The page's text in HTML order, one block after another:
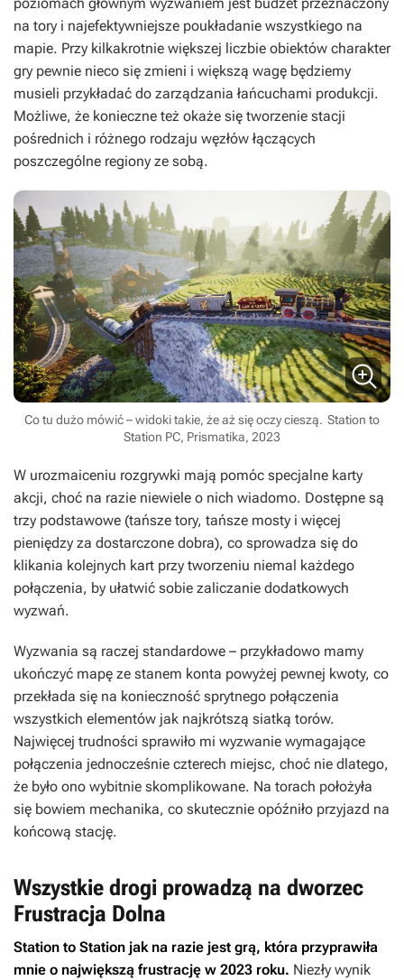
na tory i najefektywniejsze poukładanie wszystkiego na
mapie. Przy kilkakrotnie większej liczbie obiektów charakter
gry pewnie nieco się zmieni i większą wagę będziemy
musieli przykładać do zarządzania łańcuchami produkcji.
Możliwe, że konieczne też okaże się tworzenie stacji
pośrednich i różnego rodzaju węzłów łączących
poszczególne regiony ze sobą.
Co tu dużo mówić – widoki takie, że aż się oczy cieszą. Station to
Station PC, Prismatika, 2023
W urozmaiceniu rozgrywki mają pomóc specjalne karty
akcji, choć na razie niewiele o nich wiadomo. Dostępne są
trzy podstawowe (tańsze tory, tańsze mosty i więcej
pieniędzy za dostarczone dobra), co sprowadza się do
klikania kolejnych kart przy tworzeniu niemal każdego
połączenia, by ułatwić sobie zaliczanie dodatkowych
wyzwań.
Wyzwania są raczej standardowe – przykładowo mamy
ukończyć mapę ze stanem konta powyżej pewnej kwoty, co
przekłada się na konieczność sprytnego połączenia
wszystkich elementów jak najkrótszą siatką torów.
Najwięcej trudności sprawiło mi wyzwanie wymagające
połączenia jednocześnie czterech miejsc, choć nie dlatego,
że było ono wybitnie skomplikowane. Na torach położyła
się bowiem mechanika, co skutecznie opóźniło przyjazd na
końcową stację.
Wszystkie drogi prowadzą na dworzec
Frustracja Dolna
Station to Station jak na razie jest grą, która przyprawiła
mnie o największą frustrację w 2023 roku. Niezły wynik